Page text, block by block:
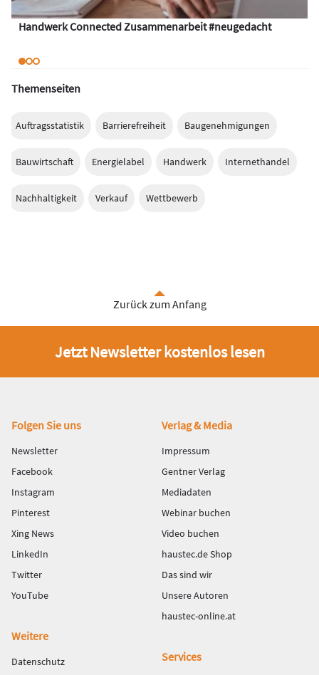
Handwerk Connected Zusammenarbeit #neugedacht
Themenseiten
Auftragsstatistik Barrierefreiheit Baugenehmigungen
Bauwirtschaft Energielabel Handwerk Internethandel
Nachhaltigkeit Verkauf Wettbewerb
Zurück zum Anfang
Jetzt Newsletter kostenlos lesen
Fußbereich
Folgen Sie uns
Newsletter
Facebook
Instagram
Pinterest
Xing News
LinkedIn
Twitter
YouTube
Verlag & Media
Impressum
Gentner Verlag
Mediadaten
Webinar buchen
Video buchen
haustec.de Shop
Das sind wir
Unsere Autoren
haustec-online.at
Weitere
Datenschutz
Services